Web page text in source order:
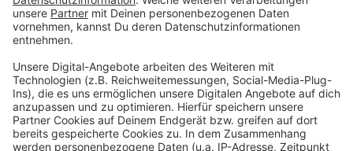
Krummer Weg in Opladen für mehrere Wochen
gesperrt
Leverkusener Suchthilfe hat deutlich mehr zu tun
Anzeige